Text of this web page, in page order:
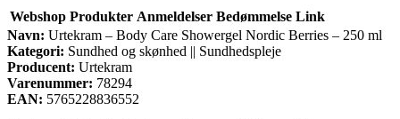
Webshop Produkter Anmeldelser Bedømmelse Link
Navn: Urtekram – Body Care Showergel Nordic Berries – 250 ml
Kategori: Sundhed og skønhed || Sundhedspleje
Producent: Urtekram
Varenummer: 78294
EAN: 5765228836552